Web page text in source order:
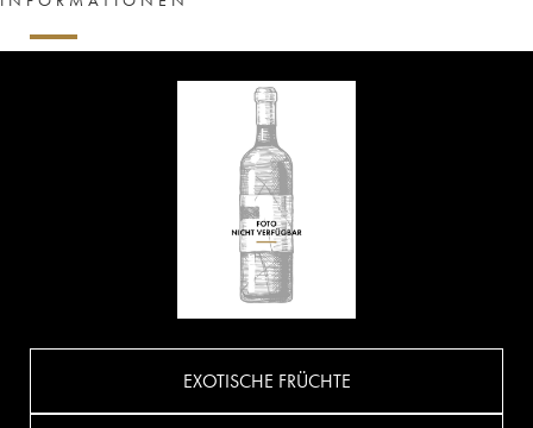
EXOTISCHE FRÜCHTE